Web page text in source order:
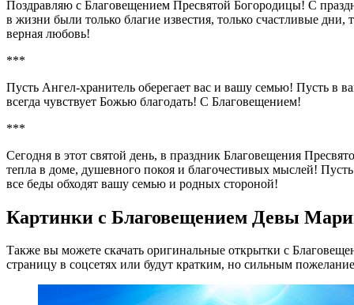
Поздравляю с Благовещением Пресвятой Богородицы! С
в жизни были только благие известия, только счастливые дни,
верная любовь!
***
Пусть Ангел-хранитель оберегает вас и вашу семью! Пусть в
всегда чувствует Божью благодать! С Благовещением!
***
Сегодня в этот святой день, в праздник Благовещения
тепла в доме, душевного покоя и благочестивых мыслей!
все беды обходят вашу семью и родных стороной!
Картинки с Благовещением Девы
Также вы можете скачать оригинальные открытки с
страницу в соцсетях или будут кратким, но сильным